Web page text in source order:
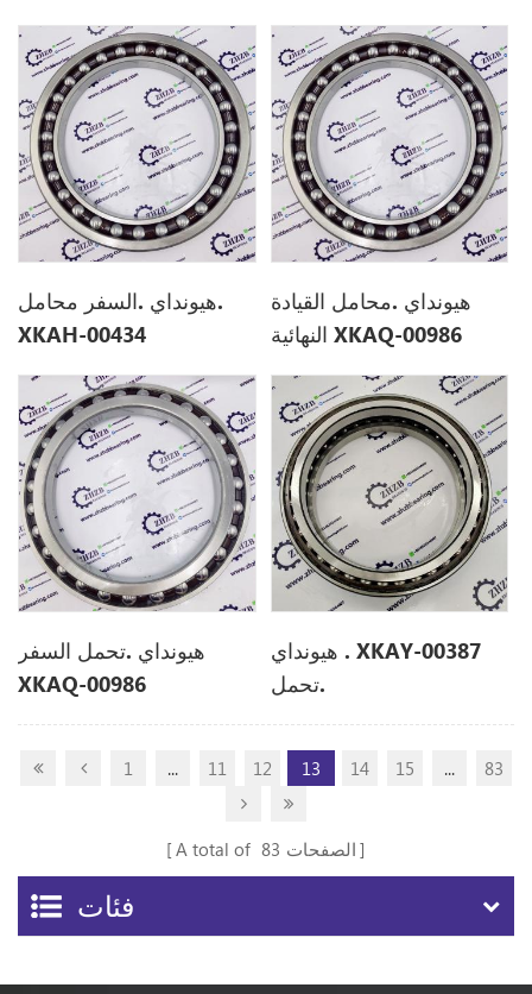
هيونداي .السفر محامل.
XKAH-00434
هيونداي .محامل القيادة
النهائية XKAQ-00986
هيونداي .تحمل السفر
XKAQ-00986
هيونداي . XKAY-00387
تحمل.
1 ... 11 12 13 14 15 ... 83
A total of 83 الصفحات
فئات